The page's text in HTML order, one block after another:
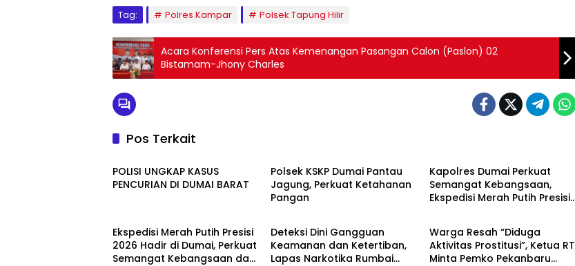
Tag: Polres Kampar Polsek Tapung Hilir
Acara Konferensi Pers Atas Kemenangan Pasangan Calon (Paslon) 02
Bistamam-Jhony Charles
Pos Terkait
Dumai
POLISI UNGKAP KASUS
PENCURIAN DI DUMAI BARAT
Polsek KSKP Dumai Pantau
Jagung, Perkuat Ketahanan
Pangan
Kapolres Dumai Perkuat
Semangat Kebangsaan,
Ekspedisi Merah Putih Presisi
Ekspedisi Merah Putih Presisi
2026 Hadir di Dumai, Perkuat
Semangat Kebangsaan dan
Berita
Deteksi Dini Gangguan
Keamanan dan Ketertiban,
Lapas Narkotika Rumbai
Berita
Warga Resah “Diduga
Aktivitas Prostitusi”, Ketua RT
Minta Pemko Pekanbaru